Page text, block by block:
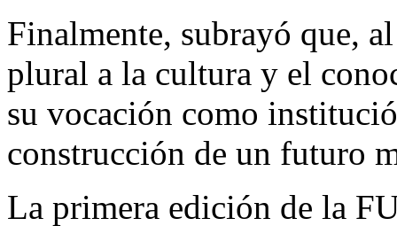
Finalmente, subrayó que,
plural a la cultura y el
su vocación como
construcción de un futuro
La primera edición de la